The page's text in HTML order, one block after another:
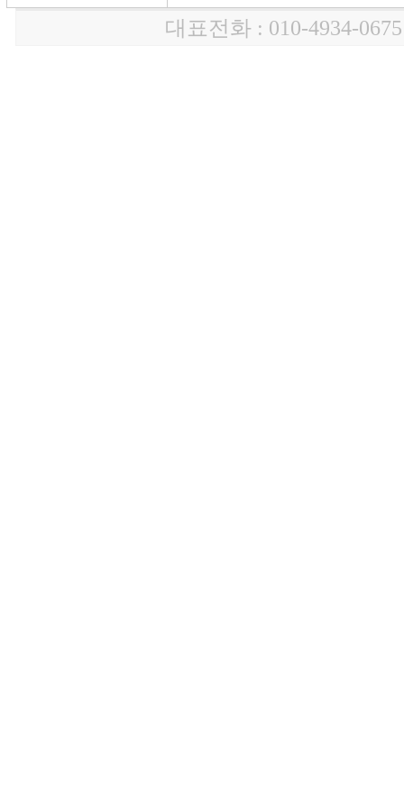
대표전화 : 010-4934-